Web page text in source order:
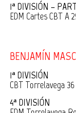
1ª DIVISIÓN –
EDM Cartes CBT A
BENJAMÍN
1ª DIVISIÓN
CBT Torrelavega
4ª DIVISIÓN